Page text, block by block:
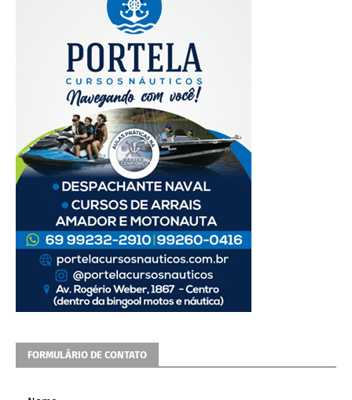
FORMULÁRIO DE CONTATO